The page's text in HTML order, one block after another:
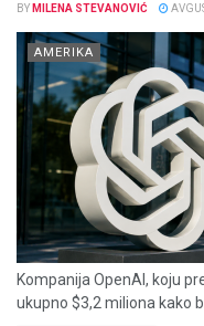
BY MILENA STEVANOVIĆ
AMERIKA
Kompanija OpenAI, koju
ukupno $3,2 miliona kako